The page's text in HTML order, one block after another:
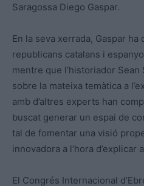
Saragossa Diego Gaspar.
En la seva xerrada, Gaspar
republicans catalans i
mentre que l’historiador
sobre la mateixa temàtica a
amb d’altres experts han
buscat generar un espai de
tal de fomentar una visió
innovadora a l’hora d’explicar
El Congrés Internacional